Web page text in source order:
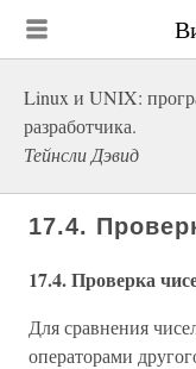
Linux и UNIX:
разработчика.
Тейнсли Дэвид
17.4.
17.4. Проверка
Для сравнения
операторами